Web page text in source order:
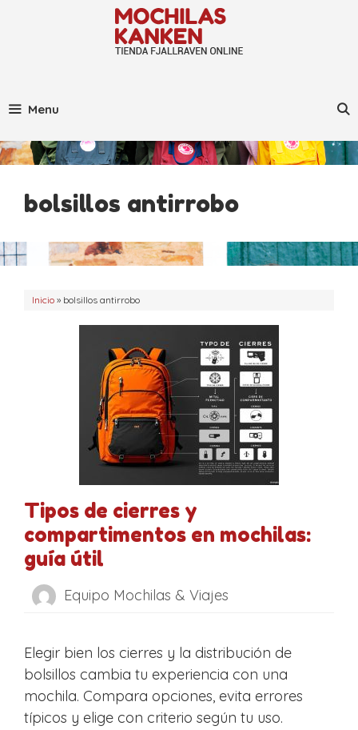
Menu
bolsillos antirrobo
Inicio » bolsillos antirrobo
Tipos de cierres y
compartimentos en mochilas:
guía útil
Equipo Mochilas & Viajes
Elegir bien los cierres y la distribución de
bolsillos cambia tu experiencia con una
mochila. Compara opciones, evita errores
típicos y elige con criterio según tu uso.